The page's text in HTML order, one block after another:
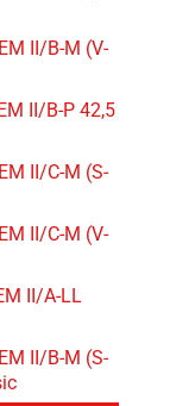
II/B-M (V-
II/B-P 42,5
II/C-M (S-
II/C-M (V-
II/A-LL
II/B-M (S-